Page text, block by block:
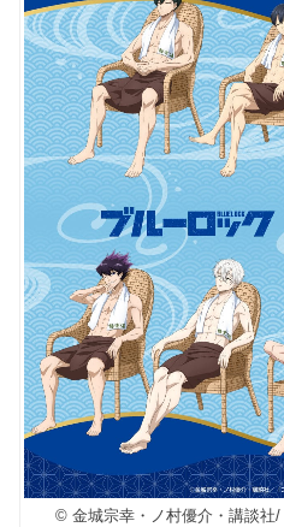
© 金城宗幸・ノ村優介・講談社